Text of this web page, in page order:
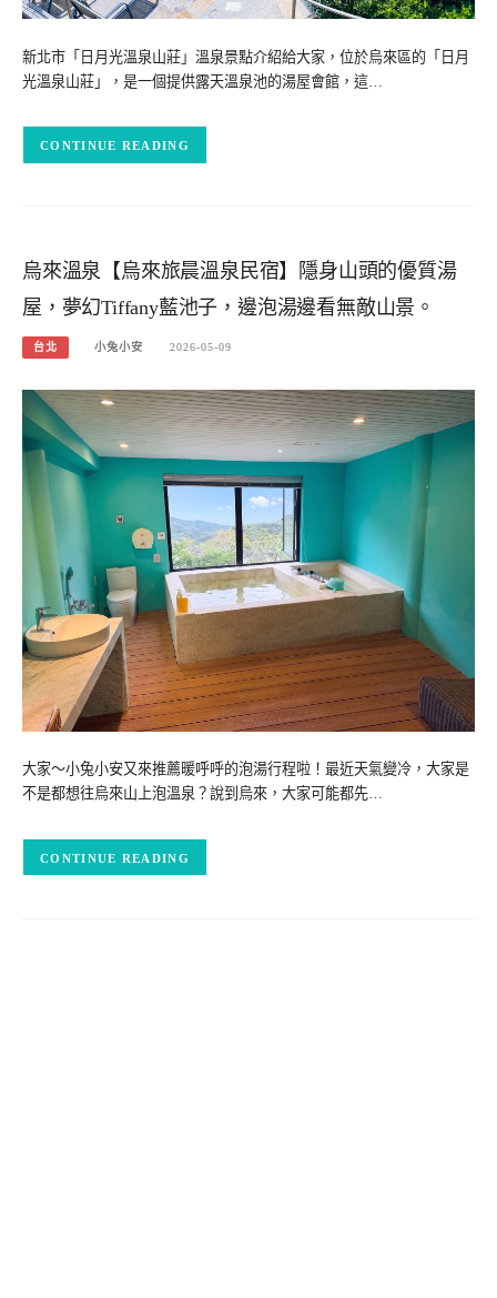
新北市「日月光溫泉山莊」溫泉景點介紹給大家，位於烏來區的「日月
光溫泉山莊」，是一個提供露天溫泉池的湯屋會館，這…
CONTINUE READING
烏來溫泉【烏來旅晨溫泉民宿】隱身山頭的優質湯
屋，夢幻Tiffany藍池子，邊泡湯邊看無敵山景。
台北 小兔小安 2026-05-09
大家～小兔小安又來推薦暖呼呼的泡湯行程啦！最近天氣變冷，大家是
不是都想往烏來山上泡溫泉？說到烏來，大家可能都先…
CONTINUE READING